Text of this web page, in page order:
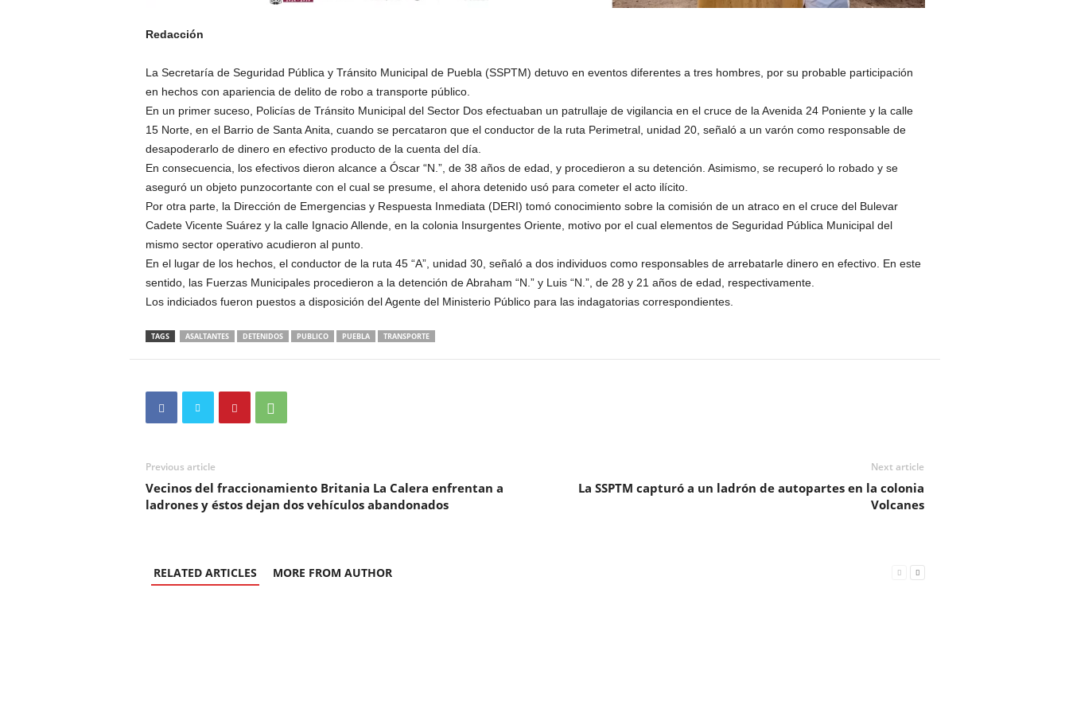
Redacción
La Secretaría de Seguridad Pública y Tránsito Municipal de Puebla (SSPTM) detuvo en eventos diferentes a tres hombres, por su probable participación
en hechos con apariencia de delito de robo a transporte público.
En un primer suceso, Policías de Tránsito Municipal del Sector Dos efectuaban un patrullaje de vigilancia en el cruce de la Avenida 24 Poniente y la calle
15 Norte, en el Barrio de Santa Anita, cuando se percataron que el conductor de la ruta Perimetral, unidad 20, señaló a un varón como responsable de
desapoderarlo de dinero en efectivo producto de la cuenta del día.
En consecuencia, los efectivos dieron alcance a Óscar “N.”, de 38 años de edad, y procedieron a su detención. Asimismo, se recuperó lo robado y se
aseguró un objeto punzocortante con el cual se presume, el ahora detenido usó para cometer el acto ilícito.
Por otra parte, la Dirección de Emergencias y Respuesta Inmediata (DERI) tomó conocimiento sobre la comisión de un atraco en el cruce del Bulevar
Cadete Vicente Suárez y la calle Ignacio Allende, en la colonia Insurgentes Oriente, motivo por el cual elementos de Seguridad Pública Municipal del
mismo sector operativo acudieron al punto.
En el lugar de los hechos, el conductor de la ruta 45 “A”, unidad 30, señaló a dos individuos como responsables de arrebatarle dinero en efectivo. En este
sentido, las Fuerzas Municipales procedieron a la detención de Abraham “N.” y Luis “N.”, de 28 y 21 años de edad, respectivamente.
Los indiciados fueron puestos a disposición del Agente del Ministerio Público para las indagatorias correspondientes.
TAGS ASALTANTES DETENIDOS PUBLICO PUEBLA TRANSPORTE
Previous article
Vecinos del fraccionamiento Britania La Calera enfrentan a
ladrones y éstos dejan dos vehículos abandonados
Next article
La SSPTM capturó a un ladrón de autopartes en la colonia
Volcanes
RELATED ARTICLES MORE FROM AUTHOR